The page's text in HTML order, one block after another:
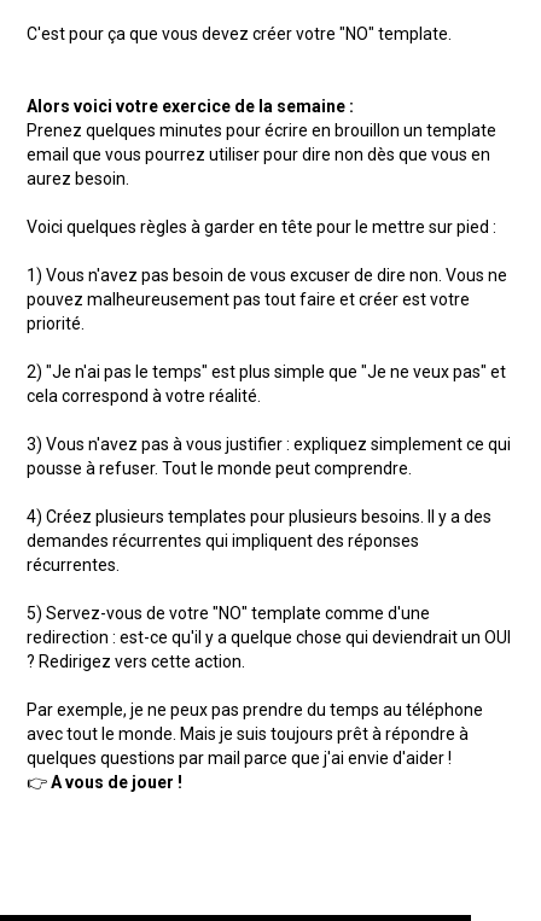
C'est pour ça que vous devez créer votre "NO" template.
Alors voici votre exercice de la semaine :
Prenez quelques minutes pour écrire en brouillon un template
email que vous pourrez utiliser pour dire non dès que vous en
aurez besoin.
Voici quelques règles à garder en tête pour le mettre sur pied :
1) Vous n'avez pas besoin de vous excuser de dire non. Vous ne
pouvez malheureusement pas tout faire et créer est votre
priorité.
2) "Je n'ai pas le temps" est plus simple que "Je ne veux pas" et
cela correspond à votre réalité.
3) Vous n'avez pas à vous justifier : expliquez simplement ce qui
pousse à refuser. Tout le monde peut comprendre.
4) Créez plusieurs templates pour plusieurs besoins. Il y a des
demandes récurrentes qui impliquent des réponses
récurrentes.
5) Servez-vous de votre "NO" template comme d'une
redirection : est-ce qu'il y a quelque chose qui deviendrait un OUI
? Redirigez vers cette action.
Par exemple, je ne peux pas prendre du temps au téléphone
avec tout le monde. Mais je suis toujours prêt à répondre à
quelques questions par mail parce que j'ai envie d'aider !
👉A vous de jouer !